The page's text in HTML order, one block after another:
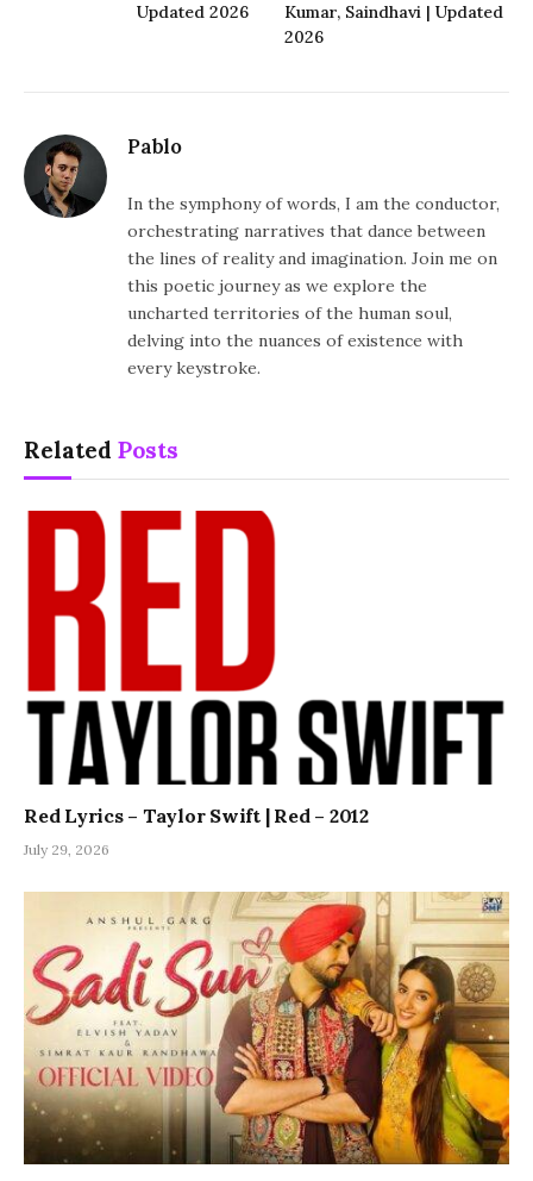
Updated 2026
Kumar, Saindhavi | Updated
2026
Pablo
In the symphony of words, I am the conductor,
orchestrating narratives that dance between
the lines of reality and imagination. Join me on
this poetic journey as we explore the
uncharted territories of the human soul,
delving into the nuances of existence with
every keystroke.
Related Posts
Red Lyrics – Taylor Swift | Red – 2012
July 29, 2026